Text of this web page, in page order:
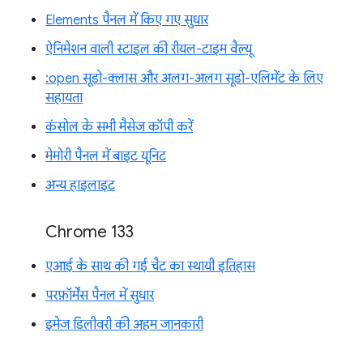
Elements पैनल में किए गए सुधार
ऐनिमेशन वाली स्टाइल की रीयल-टाइम वैल्यू
:open सूडो-क्लास और अलग-अलग सूडो-एलिमेंट के लिए
सहायता
कंसोल के सभी मैसेज कॉपी करें
मेमोरी पैनल में बाइट यूनिट
अन्य हाइलाइट
Chrome 133
एआई के साथ की गई चैट का स्थायी इतिहास
परफ़ॉर्मेंस पैनल में सुधार
इमेज डिलीवरी की अहम जानकारी